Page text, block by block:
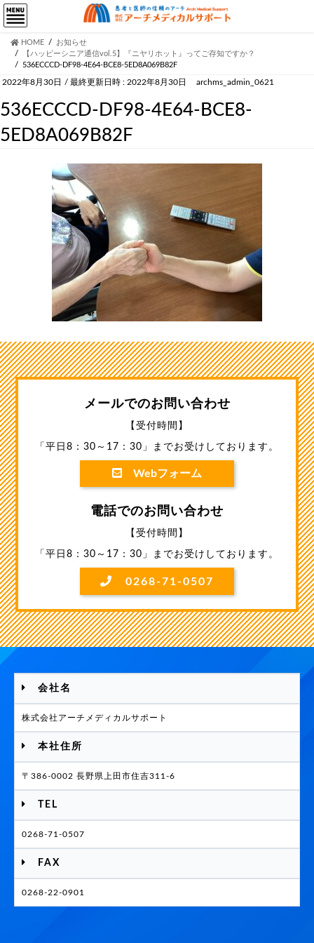
HOME
お知らせ
【ハッピーシニア通信vol.5】『ニヤリホット』ってご存知ですか？
536ECCCD-DF98-4E64-BCE8-5ED8A069B82F
2022年8月30日 / 最終更新日時 : 2022年8月30日 archms_admin_0621
536ECCCD-DF98-4E64-BCE8-
5ED8A069B82F
メールでのお問い合わせ
【受付時間】
「平日8：30～17：30」までお受けしております。
Webフォーム
電話でのお問い合わせ
【受付時間】
「平日8：30～17：30」までお受けしております。
0268-71-0507
会社名
株式会社アーチメディカルサポート
本社住所
〒386-0002 長野県上田市住吉311-6
TEL
0268-71-0507
FAX
0268-22-0901